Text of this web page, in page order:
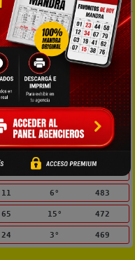
de Misiones
Ambo Ubicación Sin salir
43 12° 533
12 16° 519
66 12° 514
08 11° 508
08 1° 504
89 19° 495
11 6° 483
65 15° 472
24 3° 469